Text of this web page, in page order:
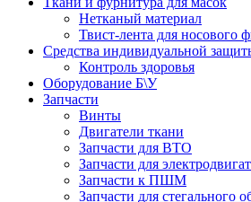
Нетканый материал
Твист-лента для носового
Средства индивидуальной
Контроль здоровья
Оборудование Б\У
Запчасти
Винты
Двигатели ткани
Запчасти для ВТО
Запчасти для
Запчасти к ПШМ
Запчасти для стегального